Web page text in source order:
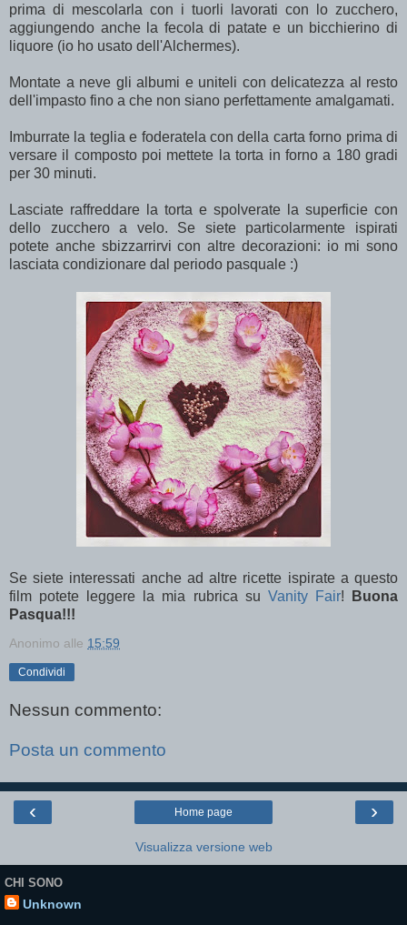
prima di mescolarla con i tuorli lavorati con lo zucchero,
aggiungendo anche la fecola di patate e un bicchierino di
liquore (io ho usato dell'Alchermes).
Montate a neve gli albumi e uniteli con delicatezza al resto
dell'impasto fino a che non siano perfettamente amalgamati.
Imburrate la teglia e foderatela con della carta forno prima di
versare il composto poi mettete la torta in forno a 180 gradi
per 30 minuti.
Lasciate raffreddare la torta e spolverate la superficie con
dello zucchero a velo. Se siete particolarmente ispirati
potete anche sbizzarrirvi con altre decorazioni: io mi sono
lasciata condizionare dal periodo pasquale :)
Se siete interessati anche ad altre ricette ispirate a questo
film potete leggere la mia rubrica su Vanity Fair! Buona
Pasqua!!!
Anonimo alle 15:59
Condividi
Nessun commento:
Posta un commento
‹ ›
Home page
Visualizza versione web
CHI SONO
Unknown